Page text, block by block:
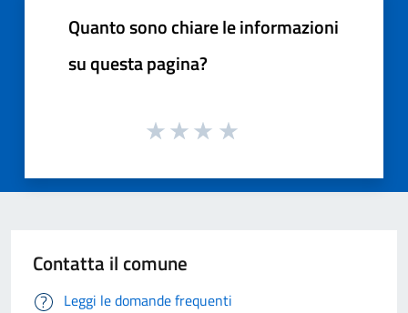
Quanto sono chiare le informazioni
su questa pagina?
Contatta il comune
Leggi le domande frequenti